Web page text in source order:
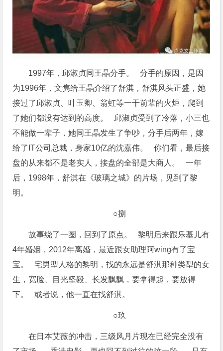
1997年，邱淑贞同王晶分手。 分手的原因，是因
为1996年，文隽给王晶介绍了舒淇，舒淇风头正盛，她
接过了邱淑贞、叶玉卿、翁虹等一干前辈的火炬，爬到
了她们都没有达到的高度。 邱淑贞受到了冷落，小三也
不能做一辈子，她同王晶发生了争吵，分手后两年，嫁
给了IT公司总裁，身家10亿的沈嘉伟。 你们看，最后接
盘的从来都不是老实人，接盘的全部是大商人。 一年
后，1998年，舒淇在《玻璃之城》的片场，见到了黎
明。
○捌
故事绕了一圈，回到了原点。 黎明后来跟乐基儿有
4年婚姻，2012年离婚，最近跟女助理阿wing有了宝
宝。 宅男型人格的黎明，找的永远是舒淇那种类型的女
生，宽脸、目光坚毅、长发飘飘，要拿得起，要放得
下。 或者说，他一直在找舒淇。
○玖
在日本艾薇的冲击，三级风月片现在已经完全没有